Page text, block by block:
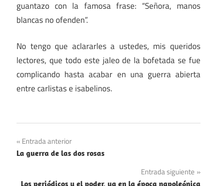
guantazo con la famosa frase: “Señora, manos
blancas no ofenden”.
No tengo que aclararles a ustedes, mis queridos
lectores, que todo este jaleo de la bofetada se fue
complicando hasta acabar en una guerra abierta
entre carlistas e isabelinos.
Reyes
Navegación
de
Entrada anterior
La guerra de las dos rosas
Entrada siguiente
Los periódicos y el poder, ya en la época napoleónica